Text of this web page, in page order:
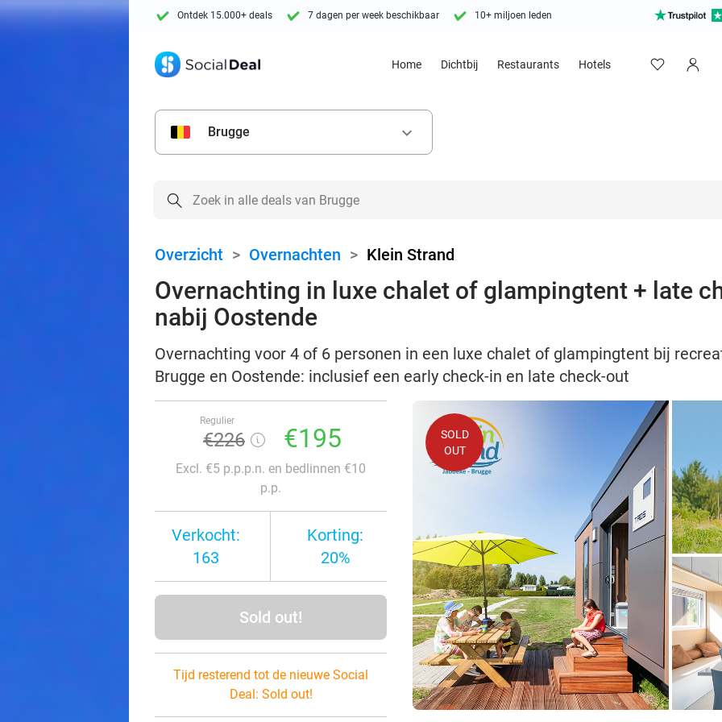
Ontdek 15.000+ deals 7 dagen per week beschikbaar 10+ miljoen leden
Home Dichtbij Restaurants Hotels
Brugge keyboard_arrow_down
Overzicht > Overnachten > Klein Strand
Overnachting in luxe chalet of glampingtent + late
nabij Oostende
Overnachting voor 4 of 6 personen in een luxe chalet of glampingtent bij
Brugge en Oostende: inclusief een early check-in en late check-out
Regulier
€226 €195
Excl. €5 p.p.p.n. en bedlinnen €10
p.p.
Verkocht:
163
Korting:
20%
Sold out!
Tijd resterend tot de nieuwe Social
Deal: Sold out!
SOLD
OUT